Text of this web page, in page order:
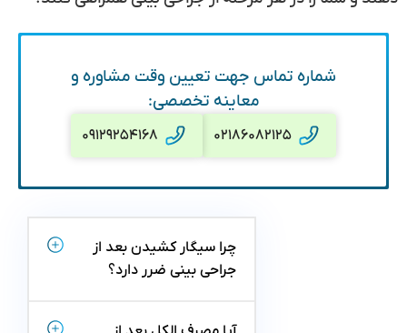
شماره تماس جهت تعیین وقت مشاوره و
معاینه تخصصی:
۰۲۱۸۶۰۸۲۱۲۵ ۰۹۱۲۹۲۵۴۱۶۸
چرا سیگار کشیدن بعد از
جراحی بینی ضرر دارد؟